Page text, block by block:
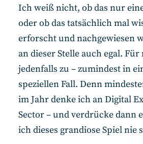
Ich weiß nicht, ob das nur
oder ob das tatsächlich mal
erforscht und nachgewiesen
an dieser Stelle auch egal.
jedenfalls zu – zumindest in
speziellen Fall. Denn
im Jahr denke ich an Digital
Sector – und verdrücke dann
ich dieses grandiose Spiel nie